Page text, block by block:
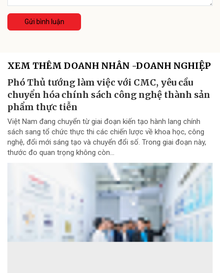
Gửi bình luận
XEM THÊM DOANH NHÂN -DOANH NGHIỆP
Phó Thủ tướng làm việc với CMC, yêu cầu
chuyển hóa chính sách công nghệ thành sản
phẩm thực tiễn
Việt Nam đang chuyển từ giai đoạn kiến tạo hành lang chính
sách sang tổ chức thực thi các chiến lược về khoa học, công
nghệ, đổi mới sáng tạo và chuyển đổi số. Trong giai đoạn này,
thước đo quan trọng không còn...